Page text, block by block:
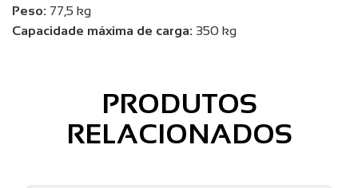
Peso: 77,5 kg
Capacidade máxima de carga: 350 kg
PRODUTOS
RELACIONADOS